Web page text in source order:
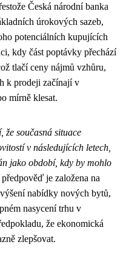
Česká národní banka
úrokových sazeb,
potenciálních kupujících
kdy část poptávky přechází
tlačí ceny nájmů vzhůru,
k prodeji začínají v
mírně klesat.
současná situace
v následujících letech,
jako období, kdy by mohlo
je založena na
nabídky nových bytů,
nasycení trhu v
že ekonomická
zlepšovat.